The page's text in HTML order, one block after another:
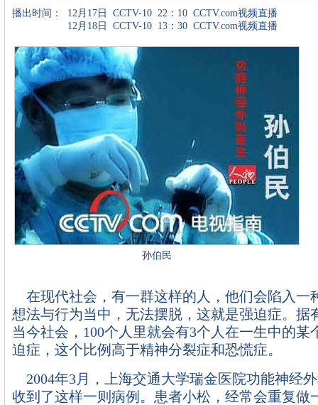
播出时间： 12月17日 CCTV-10 22：10 CCTV.com视频直播
12月18日 CCTV-10 13：30 CCTV.com视频直播
孙伯民
在现代社会，有一群这样的人，他们会陷入一
想法与行为当中，无法摆脱，这就是强迫症。据
当今社会，100个人里就会有3个人在一生中的某
迫症，这个比例高于精神分裂症和恐慌症。
2004年3月，上海交通大学瑞金医院功能神经
收到了这样一则病例。患者小松，经常会重复做